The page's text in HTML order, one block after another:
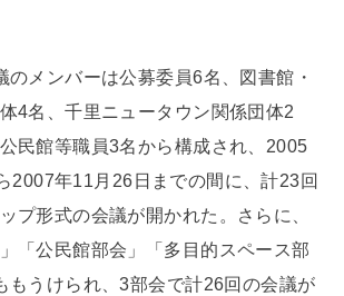
のメンバーは公募委員6名、図書館・
4名、千里ニュータウン関係団体2
民館等職員3名から構成され、2005
2007年11月26日までの間に、計23回
プ形式の会議が開かれた。さらに、
」「公民館部会」「多目的スペース部
もうけられ、3部会で計26回の会議が